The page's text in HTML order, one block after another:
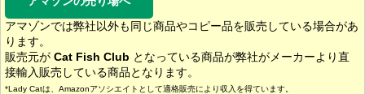
アマゾンでは弊社以外も同じ商品やコピー品を販売している場合があ
ります。
販売元が Cat Fish Club となっている商品が弊社がメーカーより直
接輸入販売している商品となります。
*Lady Catは、Amazonアソシエイトとして適格販売により収入を得ています。